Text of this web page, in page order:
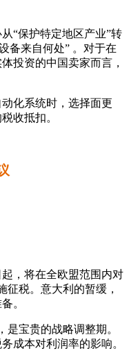
“保护特定地区产业”转
备来自何处”‍ 。对于在
投资的中国卖家而言，
化系统时，选择面更
收抵扣。
，将在全欧盟范围内对
征税。意大利的暂缓，
。
是宝贵的战略调整期。
成本对利润率的影响。